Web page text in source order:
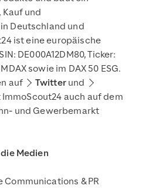
und
Deutschland und
ist eine europäische
DE000A12DM80, Ticker:
sowie im DAX 50 ESG.
auf
Twitterund
ImmoScout24 auch auf dem
und Gewerbemarkt
Medien
& PR